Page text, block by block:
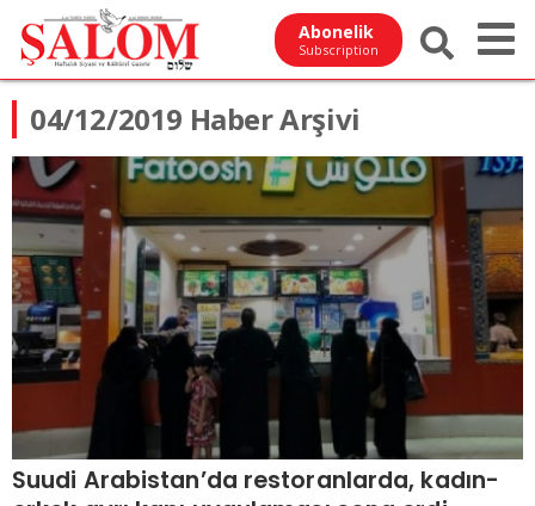
Abonelik
Subscription
04/12/2019 Haber Arşivi
Suudi Arabistan’da restoranlarda, kadın-